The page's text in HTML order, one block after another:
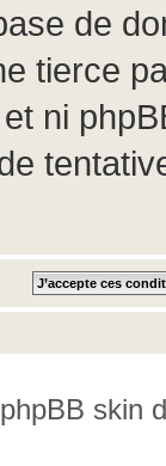
de
tierce
et ni
phpBB skin